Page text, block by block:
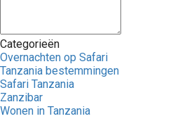
Categorieën
Overnachten op Safari
Tanzania bestemmingen
Safari Tanzania
Zanzibar
Wonen in Tanzania